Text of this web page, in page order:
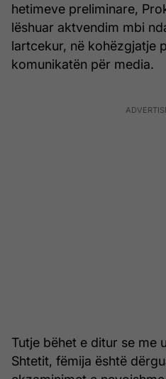
hetimeve preliminare,
lëshuar aktvendim mbi
lartcekur, në kohëzgjatje
komunikatën për media.
Tutje bëhet e ditur se me
Shtetit, fëmija është